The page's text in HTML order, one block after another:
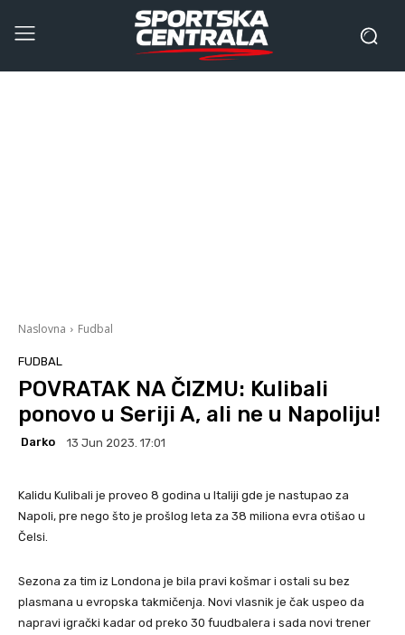
Naslovna Fudbal
FUDBAL
POVRATAK NA ČIZMU: Kulibali
ponovo u Seriji A, ali ne u Napoliju!
Darko 13 Jun 2023. 17:01
Kalidu Kulibali je proveo 8 godina u Italiji gde je nastupao za
Napoli, pre nego što je prošlog leta za 38 miliona evra otišao u
Čelsi.
Sezona za tim iz Londona je bila pravi košmar i ostali su bez
plasmana u evropska takmičenja. Novi vlasnik je čak uspeo da
napravi igrački kadar od preko 30 fuudbalera i sada novi trener